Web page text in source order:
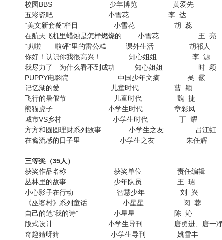
校园BBS 少年博览 黄爱先
五彩瓷吧 小雪花 李 达
“美文新套餐”栏目 小雪花 胡 蕊
在航天飞机里蜡烛是怎样燃烧的 小雪花 王 亮
“叭啦——啦砰”里的雷公糕 课外生活 胡祁人
你好！认识你我很高兴！ 知心姐姐 李 源
我尽力了，为什么看不到成功 知心姐姐 时 颖
PUPPY电影院 中国少年文摘 吴 霰
记忆湖的爱 儿童时代 曹 颖
飞行的暑假节 儿童时代 魏 捷
熊猫虎子 小学生时代 章彩凤
城市VS乡村 小学生时代 丁 耀
方方和圆圆理财系列故事 小学生之友 吕江虹
在禽流感的日子里 小学生之友 朱任辉
三等奖（35人）
获奖作品名称 获奖单位 责任编辑
丛林里的故事 少年队员 王 珺
小心影子在行动 智慧少年 刘 兴
《巫婆村》系列童话 小星星 闵 蓉
自己的笔“我的诗” 小星星 陈 沁
版式设计 小学生导刊 唐勇进、唐一
奇趣猜呀猜 小学生导刊 姚雪丰